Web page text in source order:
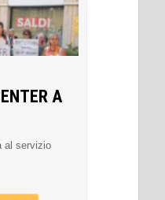
A
al servizio